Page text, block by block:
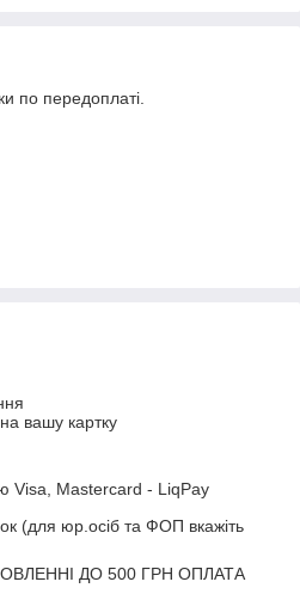
по передоплаті.
вашу картку
Visa, Mastercard - LiqPay
(для юр.осіб та ФОП вкажіть
ДО 500 ГРН ОПЛАТА